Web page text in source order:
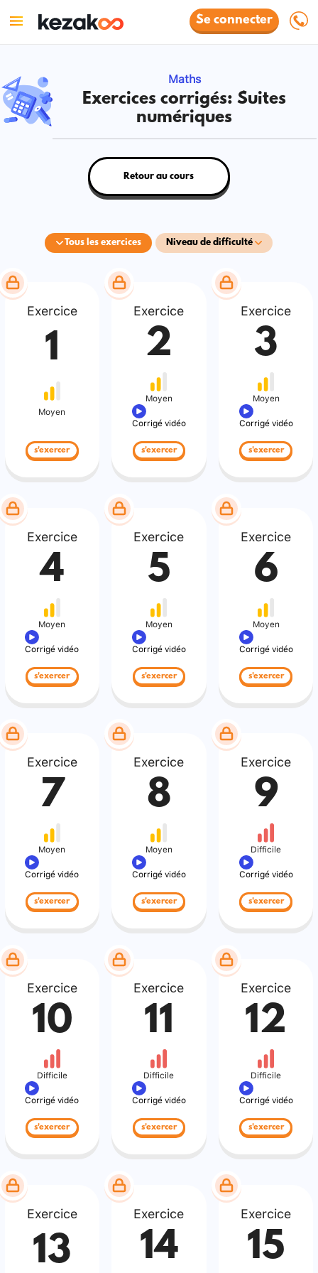
Se connecter
Maths
Exercices corrigés: Suites
numériques
Tous les exercices Niveau de difficulté
Retour au cours
Exercice
1
Moyen
s'exercer
Exercice
2
Moyen
Corrigé vidéo
s'exercer
Exercice
3
Moyen
Corrigé vidéo
s'exercer
Exercice
4
Moyen
Corrigé vidéo
s'exercer
Exercice
5
Moyen
Corrigé vidéo
s'exercer
Exercice
6
Moyen
Corrigé vidéo
s'exercer
Exercice
7
Moyen
Corrigé vidéo
s'exercer
Exercice
8
Moyen
Corrigé vidéo
s'exercer
Exercice
9
Difficile
Corrigé vidéo
s'exercer
Exercice
10
Difficile
Corrigé vidéo
s'exercer
Exercice
11
Difficile
Corrigé vidéo
s'exercer
Exercice
12
Difficile
Corrigé vidéo
s'exercer
Exercice
13
Exercice
14
Exercice
15